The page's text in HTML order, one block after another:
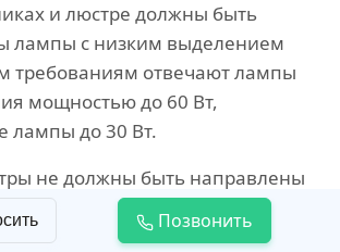
и люстре должны быть
лампы с низким выделением
требованиям отвечают лампы
мощностью до 60 Вт,
лампы до 30 Вт.
не должны быть направлены
чтобы избежать точечного
источника света на полотно.
Позвонить